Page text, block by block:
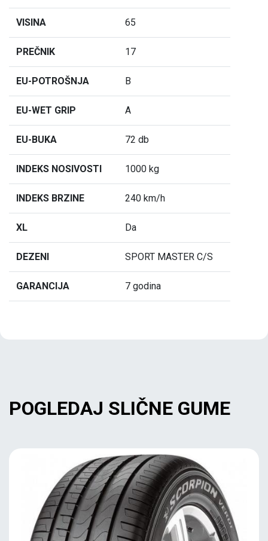
VISINA 65
PREČNIK 17
EU-POTROŠNJA B
EU-WET GRIP A
EU-BUKA 72 db
INDEKS NOSIVOSTI 1000 kg
INDEKS BRZINE 240 km/h
XL Da
DEZENI SPORT MASTER C/S
GARANCIJA 7 godina
POGLEDAJ SLIČNE GUME